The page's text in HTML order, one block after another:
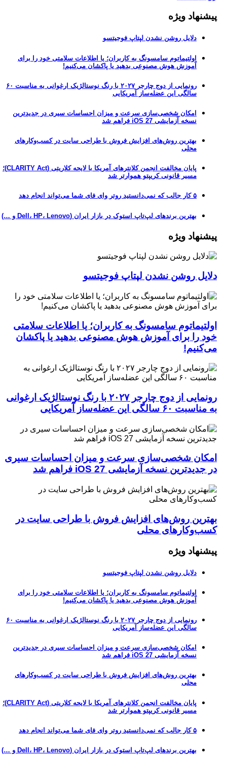
پیشنهاد ویژه
دلایل روشن نشدن لپتاپ فوجیتسو
اولتیماتوم سامسونگ به کاربران؛ یا اطلاعات سلامتی خود را برای
آموزش هوش مصنوعی بدهید یا پاکشان می‌کنیم!
رونمایی از دوج چارجر ۲۰۲۷ با رنگ نوستالژیک ارغوانی به مناسبت ۶۰
سالگی این عضله‌ساز آمریکایی
امکان شخصی‌سازی سرعت و میزان احساسات سیری در جدیدترین
نسخه آزمایشی iOS 27 فراهم شد
بهترین روش‌های افزایش فروش با طراحی سایت در کسب‌وکارهای
محلی
پایان مخالفت انجمن کلانترهای آمریکا با لایحه کلاریتی (CLARITY Act)؛
مسیر قانونی کریپتو هموارتر شد
۵ کار جالب که نمی‌دانستید روتر وای فای شما می‌تواند انجام دهد
بهترین برندهای لپ‌تاپ استوک در بازار ایران (Dell، HP، Lenovo و …)
پیشنهاد ویژه
دلایل روشن نشدن لپتاپ فوجیتسو
اولتیماتوم سامسونگ به کاربران؛ یا اطلاعات سلامتی
خود را برای آموزش هوش مصنوعی بدهید یا پاکشان
می‌کنیم!
رونمایی از دوج چارجر ۲۰۲۷ با رنگ نوستالژیک ارغوانی
به مناسبت ۶۰ سالگی این عضله‌ساز آمریکایی
امکان شخصی‌سازی سرعت و میزان احساسات سیری
در جدیدترین نسخه آزمایشی iOS 27 فراهم شد
بهترین روش‌های افزایش فروش با طراحی سایت در
کسب‌وکارهای محلی
پیشنهاد ویژه
دلایل روشن نشدن لپتاپ فوجیتسو
اولتیماتوم سامسونگ به کاربران؛ یا اطلاعات سلامتی خود را برای
آموزش هوش مصنوعی بدهید یا پاکشان می‌کنیم!
رونمایی از دوج چارجر ۲۰۲۷ با رنگ نوستالژیک ارغوانی به مناسبت ۶۰
سالگی این عضله‌ساز آمریکایی
امکان شخصی‌سازی سرعت و میزان احساسات سیری در جدیدترین
نسخه آزمایشی iOS 27 فراهم شد
بهترین روش‌های افزایش فروش با طراحی سایت در کسب‌وکارهای
محلی
پایان مخالفت انجمن کلانترهای آمریکا با لایحه کلاریتی (CLARITY Act)؛
مسیر قانونی کریپتو هموارتر شد
۵ کار جالب که نمی‌دانستید روتر وای فای شما می‌تواند انجام دهد
بهترین برندهای لپ‌تاپ استوک در بازار ایران (Dell، HP، Lenovo و …)